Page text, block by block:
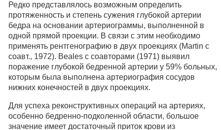
Редко представлялось возможным определить
протяженность и степень сужения глубокой артерии
бедра на основании артериограммы, выполненной в
одной прямой проекции. В связи с этим необходимо
применять рентгенографию в двух проекциях (Martin с
соавт., 1972). Beales с соавторами (1971) выявил
поражение глубокой бедренной артерии у 59% больных,
которым была выполнена артериография сосудов
нижних конечностей в двух проекциях.
Для успеха реконструктивных операций на артериях,
особенно бедренно-подколенной области, большое
значение имеет достаточный приток крови из